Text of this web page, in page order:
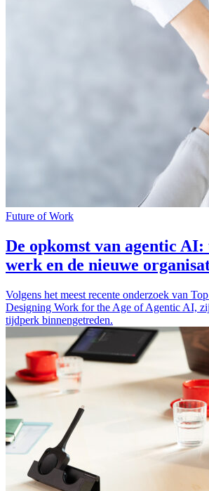
Future of Work
De opkomst van agentic AI:
werk en de nieuwe
Volgens het meest recente onderzoek van
Designing Work for the Age of Agentic AI,
tijdperk binnengetreden.